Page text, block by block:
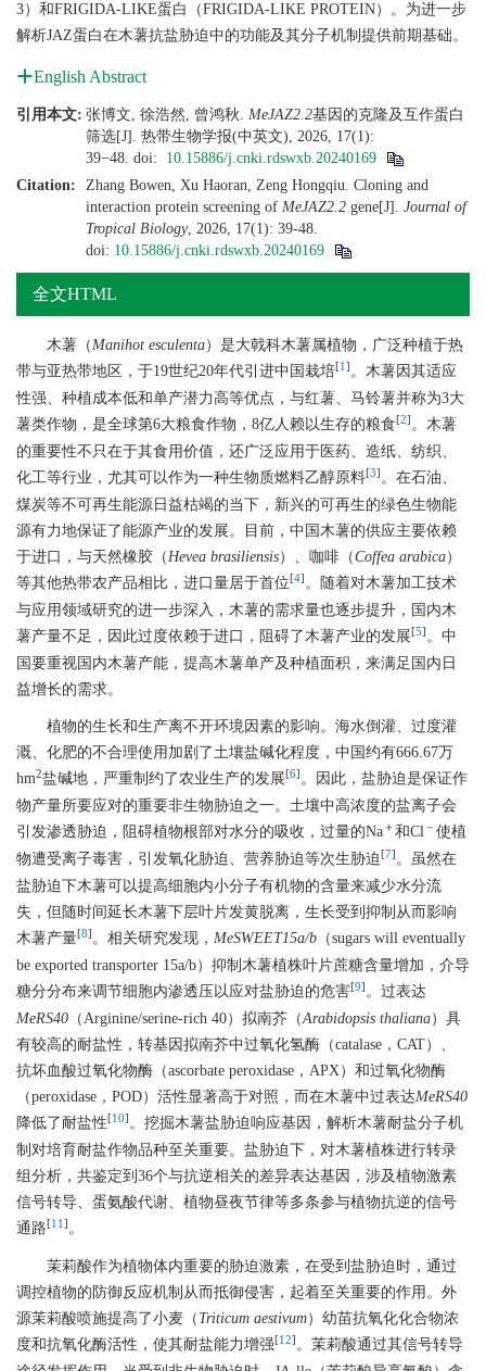
3）和FRIGIDA-LIKE蛋白（FRIGIDA-LIKE PROTEIN）。为进一步
解析JAZ蛋白在木薯抗盐胁迫中的功能及其分子机制提供前期基础。
English Abstract
引用本文: 张博文, 徐浩然, 曾鸿秋. MeJAZ2.2基因的克隆及互作蛋白
筛选[J]. 热带生物学报(中英文), 2026, 17(1):
39−48. doi: 10.15886/j.cnki.rdswxb.20240169
Citation:
Zhang Bowen, Xu Haoran, Zeng Hongqiu. Cloning and
interaction protein screening of MeJAZ2.2 gene[J]. Journal of
Tropical Biology, 2026, 17(1): 39-48.
doi: 10.15886/j.cnki.rdswxb.20240169
全文HTML
木薯（Manihot esculenta）是大戟科木薯属植物，广泛种植于热
带与亚热带地区，于19世纪20年代引进中国栽培[1 ] 。木薯因其适应
性强、种植成本低和单产潜力高等优点，与红薯、马铃薯并称为3大
薯类作物，是全球第6大粮食作物，8亿人赖以生存的粮食[2] 。木薯
的重要性不只在于其食用价值，还广泛应用于医药、造纸、纺织、
化工等行业，尤其可以作为一种生物质燃料乙醇原料[3] 。在石油、
煤炭等不可再生能源日益枯竭的当下，新兴的可再生的绿色生物能
源有力地保证了能源产业的发展。目前，中国木薯的供应主要依赖
于进口，与天然橡胶（Hevea brasiliensis）、咖啡（Coffea arabica）
等其他热带农产品相比，进口量居于首位[4] 。随着对木薯加工技术
与应用领域研究的进一步深入，木薯的需求量也逐步提升，国内木
薯产量不足，因此过度依赖于进口，阻碍了木薯产业的发展[5] 。中
国要重视国内木薯产能，提高木薯单产及种植面积，来满足国内日
益增长的需求。
植物的生长和生产离不开环境因素的影响。海水倒灌、过度灌
溉、化肥的不合理使用加剧了土壤盐碱化程度，中国约有666.67万
hm2盐碱地，严重制约了农业生产的发展[6] 。因此，盐胁迫是保证作
物产量所要应对的重要非生物胁迫之一。土壤中高浓度的盐离子会
引发渗透胁迫，阻碍植物根部对水分的吸收，过量的Na＋和Cl － 使植
物遭受离子毒害，引发氧化胁迫、营养胁迫等次生胁迫 [7] 。虽然在
盐胁迫下木薯可以提高细胞内小分子有机物的含量来减少水分流
失，但随时间延长木薯下层叶片发黄脱离，生长受到抑制从而影响
木薯产量[8] 。相关研究发现， MeSWEET15a/b （sugars will eventually
be exported transporter 15a/b）抑制木薯植株叶片蔗糖含量增加，介导
糖分分布来调节细胞内渗透压以应对盐胁迫的危害[9] 。过表达
MeRS40 （Arginine/serine-rich 40）拟南芥（Arabidopsis thaliana）具
有较高的耐盐性，转基因拟南芥中过氧化氢酶（catalase，CAT）、
抗坏血酸过氧化物酶（ascorbate peroxidase，APX）和过氧化物酶
（peroxidase，POD）活性显著高于对照，而在木薯中过表达MeRS40
降低了耐盐性[10] 。挖掘木薯盐胁迫响应基因，解析木薯耐盐分子机
制对培育耐盐作物品种至关重要。盐胁迫下，对木薯植株进行转录
组分析，共鉴定到36个与抗逆相关的差异表达基因，涉及植物激素
信号转导、蛋氨酸代谢、植物昼夜节律等多条参与植物抗逆的信号
通路[11 ] 。
茉莉酸作为植物体内重要的胁迫激素，在受到盐胁迫时，通过
调控植物的防御反应机制从而抵御侵害，起着至关重要的作用。外
源茉莉酸喷施提高了小麦（ Triticum aestivum）幼苗抗氧化化合物浓
度和抗氧化酶活性，使其耐盐能力增强[12] 。茉莉酸通过其信号转导